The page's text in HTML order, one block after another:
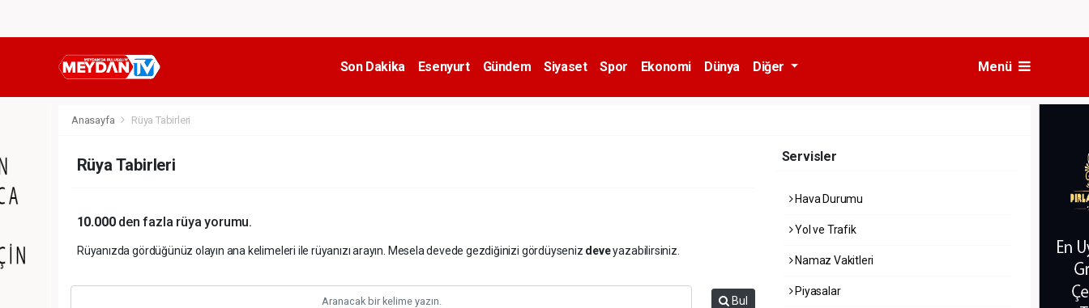
Son Dakika Esenyurt Gündem Siyaset Spor Ekonomi Dünya Diğer Menü
Anasayfa Rüya Tabirleri
Rüya Tabirleri
10.000den fazla rüya yorumu.
Rüyanızda gördüğünüz olayın ana kelimeleri ile rüyanızı arayın. Mesela devede gezdiğinizi gördüyseniz deveyazabilirsiniz.
Bul
Servisler
Hava Durumu
Yol ve Trafik
Namaz Vakitleri
Piyasalar